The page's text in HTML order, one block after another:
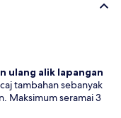
ulang alik lapangan
tambahan sebanyak
Maksimum seramai 3